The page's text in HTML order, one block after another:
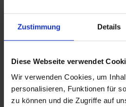
Zustimmung Details
Diese Webseite verwendet
Wir verwenden Cookies, um
personalisieren, Funktionen für
zu können und die Zugriffe auf
Ankunftstag ab 15 Uhr (örtliche
Ihr Hotel einchecken können. An
Sie Ihr Zimmer bis 11 Uhr (örtliche
Nachweis der Anreise aus einem
es vorkommen, dass der Hotelier
Nachzahlungsforderungen stellt
akzeptiert. Bitte beachten Sie,